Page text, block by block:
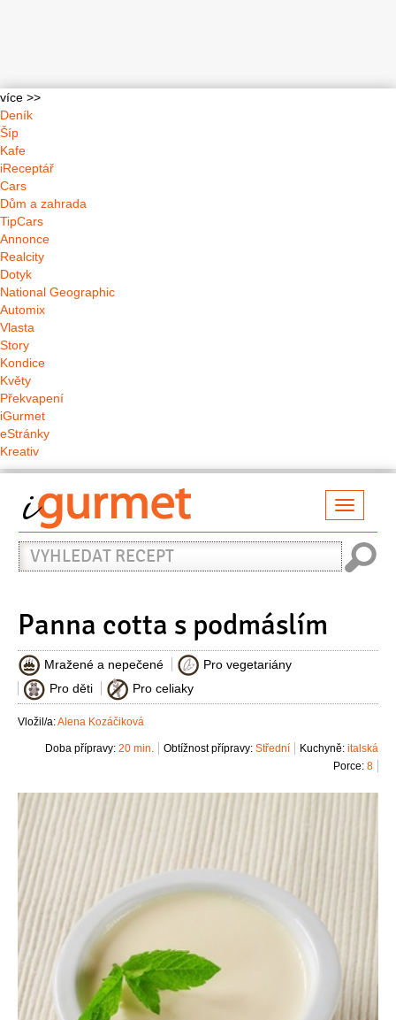
více >>
Deník
Šíp
Kafe
iReceptář
Cars
Dům a zahrada
TipCars
Annonce
Realcity
Dotyk
National Geographic
Automix
Vlasta
Story
Kondice
Květy
Překvapení
iGurmet
eStránky
Kreativ
Vyhledat
recept
Panna cotta s podmáslím
Mražené a nepečené
Pro vegetariány
Pro děti
Pro celiaky
Vložil/a:Alena Kozáčiková
Kuchyně: italská
Obtížnost přípravy: Střední
Doba přípravy: 20 min.
Porce: 8